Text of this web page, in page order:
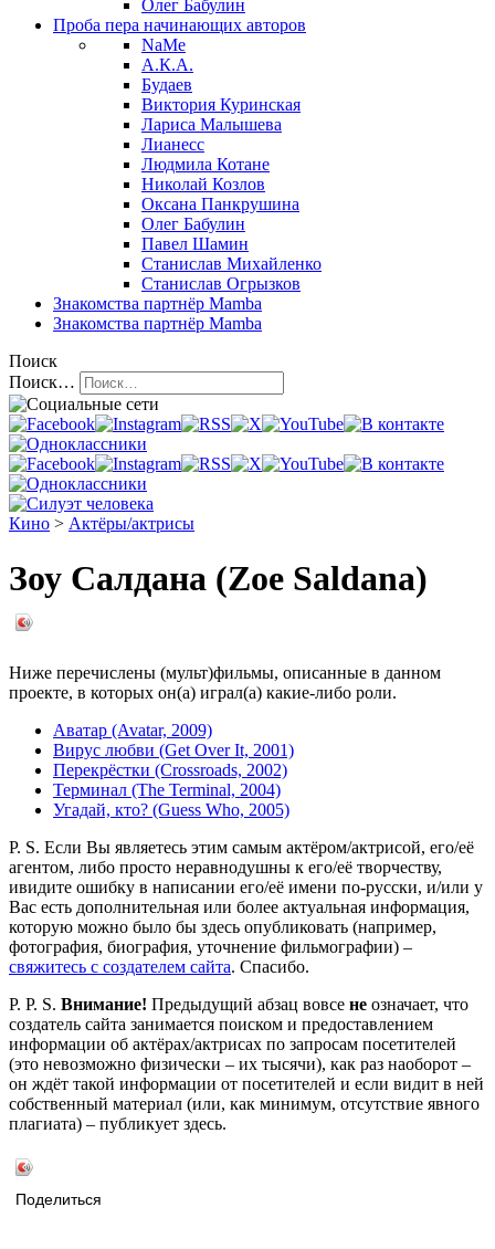
Олег Бабулин
Проба пера начинающих авторов
NaMe
А.К.А.
Будаев
Виктория Куринская
Лариса Малышева
Лианесс
Людмила Котане
Николай Козлов
Оксана Панкрушина
Олег Бабулин
Павел Шамин
Станислав Михайленко
Станислав Огрызков
Знакомства партнёр Mamba
Знакомства партнёр Mamba
Поиск
Поиск…
Кино > Актёры/актрисы
Зоу Салдана (Zoe Saldana)
Ниже перечислены (мульт)фильмы, описанные в данном
проекте, в которых он(а) играл(а) какие-либо роли.
Аватар (Avatar, 2009)
Вирус любви (Get Over It, 2001)
Перекрёстки (Crossroads, 2002)
Терминал (The Terminal, 2004)
Угадай, кто? (Guess Who, 2005)
P. S. Если Вы являетесь этим самым актёром/актрисой, его/её
агентом, либо просто неравнодушны к его/её творчеству,
ивидите ошибку в написании его/её имени по-русски, и/или у
Вас есть дополнительная или более актуальная информация,
которую можно было бы здесь опубликовать (например,
фотография, биография, уточнение фильмографии) –
свяжитесь с создателем сайта. Спасибо.
P. P. S. Внимание! Предыдущий абзац вовсе не означает, что
создатель сайта занимается поиском и предоставлением
информации об актёрах/актрисах по запросам посетителей
(это невозможно физически – их тысячи), как раз наоборот –
он ждёт такой информации от посетителей и если видит в ней
собственный материал (или, как минимум, отсутствие явного
плагиата) – публикует здесь.
Поделиться